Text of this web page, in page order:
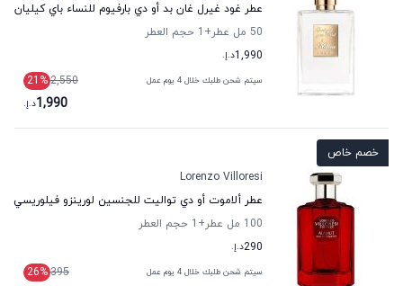
عطر غود غيرل غان بد أو دي بارفيوم للنساء باي كيليان
50 مل عطر
+1
حجم العطر
1,990د.إ.
سيتم شحن طلبك خلال 4 يوم عمل 2,550
21 %
1,990د.إ.
خصم خاص
Lorenzo Villoresi
عطر ألاموت أو دي تواليت للجنسين لورينزو فيلوريسي
100 مل عطر
+1
حجم العطر
290د.إ.
سيتم شحن طلبك خلال 4 يوم عمل 395
26%